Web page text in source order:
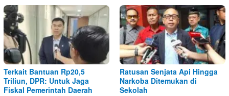
Terkait Bantuan Rp20,5
Triliun, DPR: Untuk Jaga
Fiskal Pemerintah Daerah
Ratusan Senjata Api Hingga
Narkoba Ditemukan di
Sekolah